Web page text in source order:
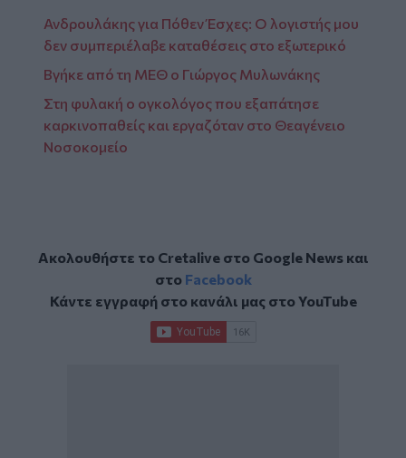
Ανδρουλάκης για Πόθεν Έσχες: Ο λογιστής μου
δεν συμπεριέλαβε καταθέσεις στο εξωτερικό
Βγήκε από τη ΜΕΘ ο Γιώργος Μυλωνάκης
Στη φυλακή ο ογκολόγος που εξαπάτησε
καρκινοπαθείς και εργαζόταν στο Θεαγένειο
Νοσοκομείο
Ακολουθήστε το Cretalive στο Google Newsκαι
στο Facebook
Κάντε εγγραφή στο κανάλι μας στοYouTube